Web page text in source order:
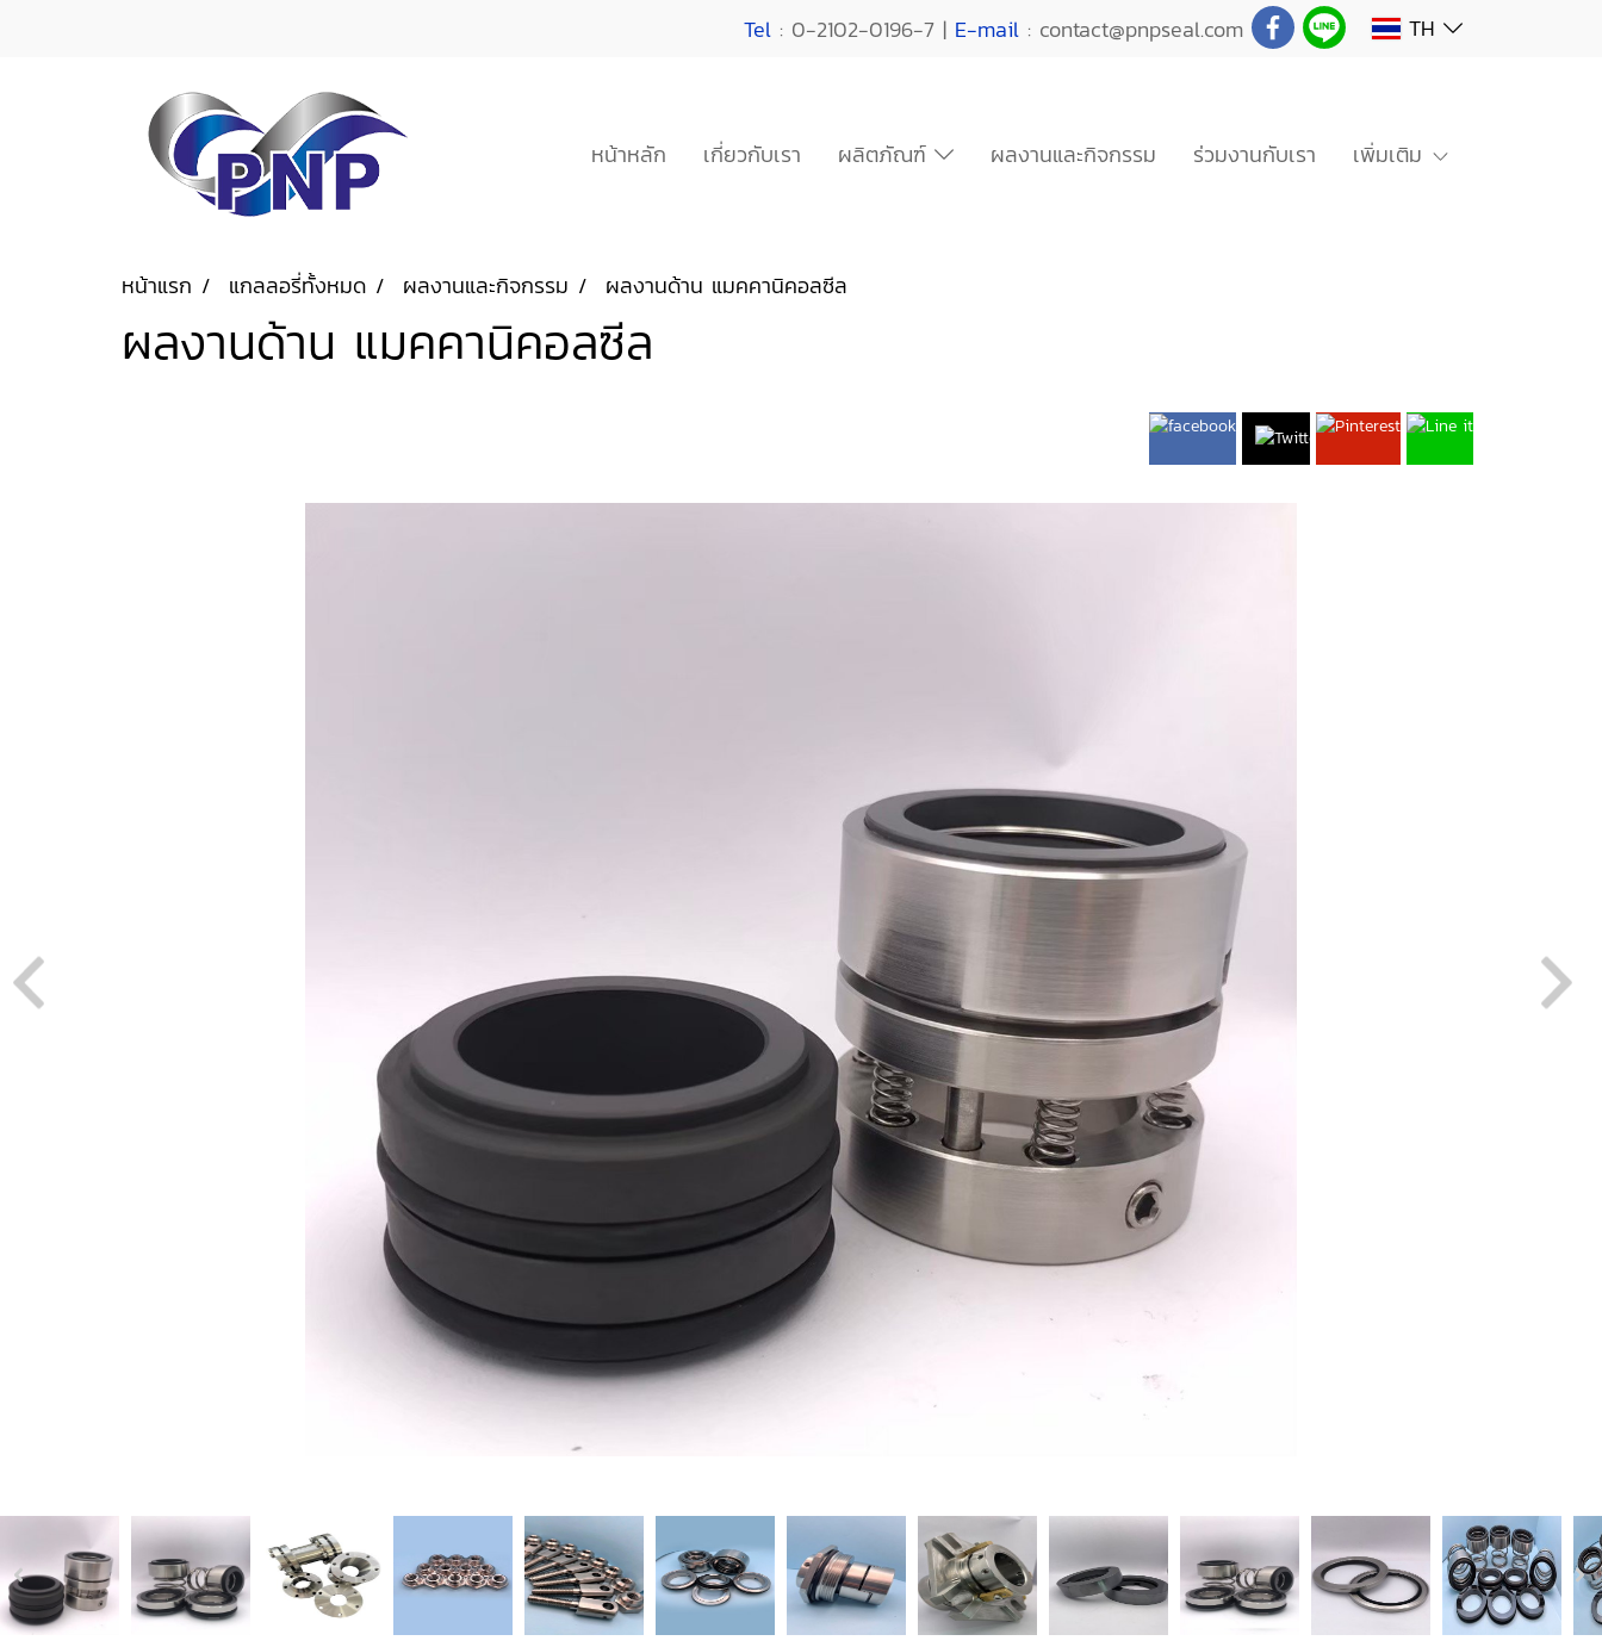
Tel : 0-2102-0196-7 | E-mail : contact@pnpseal.com TH
หน้าหลัก เกี่ยวกับเรา ผลิตภัณฑ์ ผลงานและกิจกรรม ร่วมงานกับเรา เพิ่มเติม
หน้าแรก แกลลอรี่ทั้งหมด ผลงานและกิจกรรม ผลงานด้าน แมคคานิคอลซีล
ผลงานด้าน แมคคานิคอลซีล